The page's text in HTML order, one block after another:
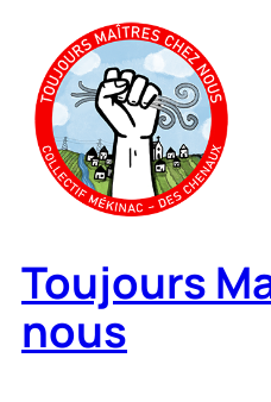
contenu
Toujours
nous